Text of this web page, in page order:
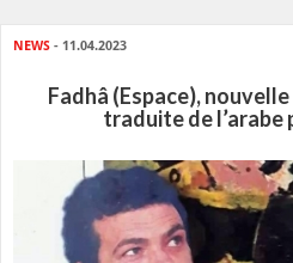
NEWS - 11.04.2023
Fadhâ (Espace),
traduite de l’arabe